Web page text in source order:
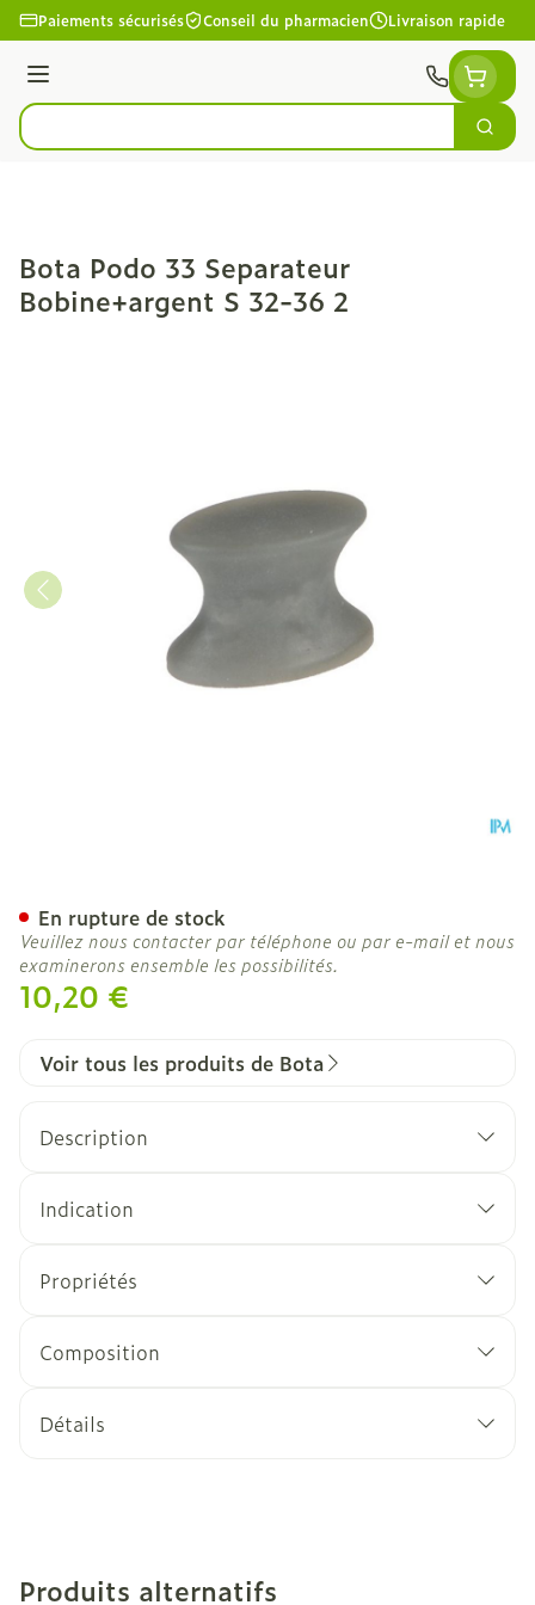
Aller au contenu
Paiements sécurisés Conseil du pharmacien Livraison rapide
Menu
Rechercher
Bota Podo 33 Separateur
Bobine+argent S 32-36 2
10,20 €
En rupture de stock
Veuillez nous contacter par téléphone ou par e-mail et nous
examinerons ensemble les possibilités.
Voir tous les produits de Bota
Description
Indication
Propriétés
Composition
Détails
Produits alternatifs